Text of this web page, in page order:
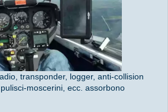
transponder, logger, anti-collision
moscerini, ecc. assorbono